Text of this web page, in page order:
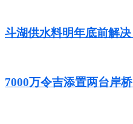
斗湖供水料明年底前解
7000万令吉添置两台岸